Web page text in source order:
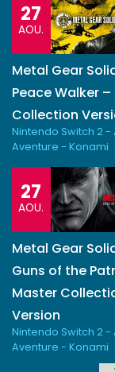
27
AOU.
Metal Gear
Peace Walker
Collection
Nintendo Switch 2 -
Aventure - Konami
27
AOU.
Metal Gear
Guns of the
Master
Version
Nintendo Switch 2 -
Aventure - Konami